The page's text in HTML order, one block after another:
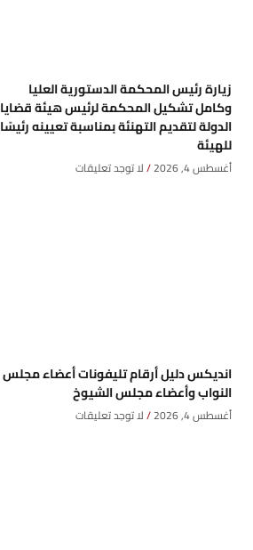
زيارة رئيس المحكمة الدستورية العليا
وكامل تشكيل المحكمة لرئيس هيئة قضايا
الدولة لتقديم التهنئة بمناسبة تعيينه رئيسًا
للهيئة
أغسطس 4, 2026 لا توجد تعليقات
انديكس دليل أرقام تليفونات أعضاء مجلس
النواب وأعضاء مجلس الشيوخ
أغسطس 4, 2026 لا توجد تعليقات